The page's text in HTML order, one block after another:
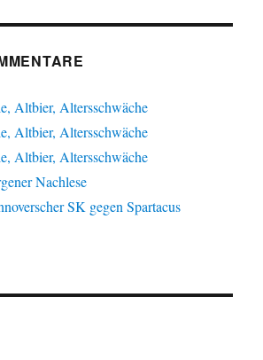
Altbier, Altersschwäche
Altbier, Altersschwäche
Altbier, Altersschwäche
Nachlese
SK gegen Spartacus